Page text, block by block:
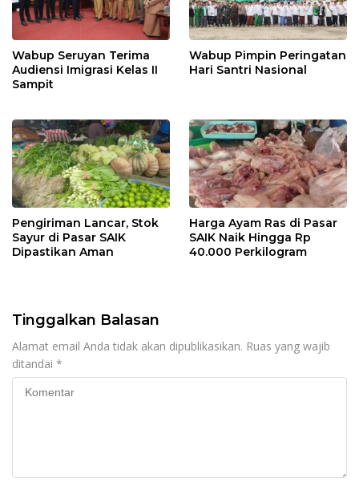
Wabup Seruyan Terima
Audiensi Imigrasi Kelas II
Sampit
Wabup Pimpin Peringatan
Hari Santri Nasional
Pengiriman Lancar, Stok
Sayur di Pasar SAIK
Dipastikan Aman
Harga Ayam Ras di Pasar
SAIK Naik Hingga Rp
40.000 Perkilogram
Tinggalkan Balasan
Alamat email Anda tidak akan dipublikasikan. Ruas yang wajib
ditandai *